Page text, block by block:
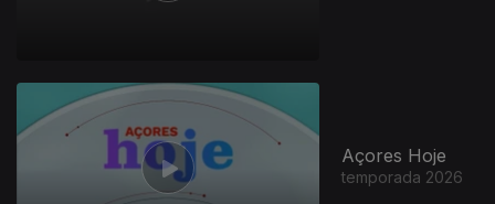
Açores Hoje
temporada 2026